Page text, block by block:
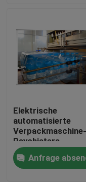
Produkte
Über uns
Fabrik-Ausflug
Qualitätskontrolle
Treten Sie mit
Elektrische
automatisierte
Verpackmaschine-
Psychiaters-
Verpackungs-
Maschine für
Getränkefüllende
Anfrage